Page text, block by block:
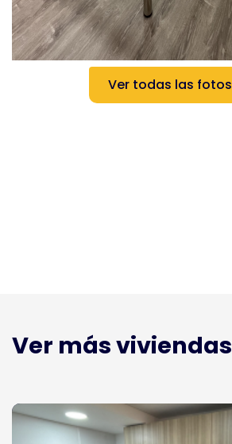
Ver todas las fotos
Ver más viviendas